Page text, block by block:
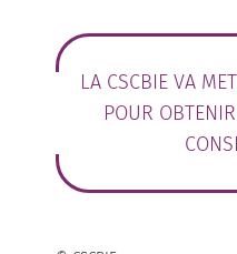
LA CSCBIE VA
POUR